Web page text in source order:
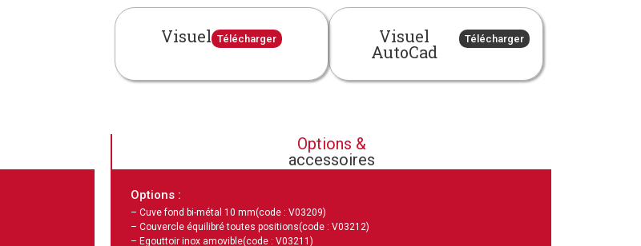
Visuel Télécharger Visuel
AutoCad
Télécharger
Options &
accessoires
Options :
– Cuve fond bi-métal 10 mm(code : V03209)
– Couvercle équilibré toutes positions(code : V03212)
– Egouttoir inox amovible(code : V03211)